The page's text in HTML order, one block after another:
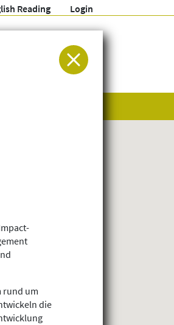
Reading Login
Hilfe
rund um
die